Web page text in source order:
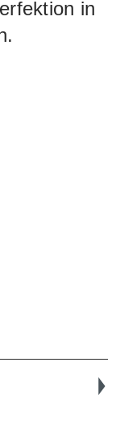
in